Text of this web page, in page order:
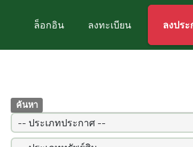
ล็อกอิน ลงทะเบียน ลงประ
ค้นหา